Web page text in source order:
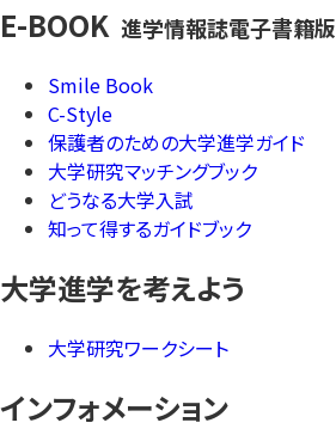
E-BOOK 進学情報誌電子書籍版
Smile Book
C-Style
保護者のための大学進学ガイド
大学研究マッチングブック
どうなる大学入試
知って得するガイドブック
大学進学を考えよう
大学研究ワークシート
インフォメーション